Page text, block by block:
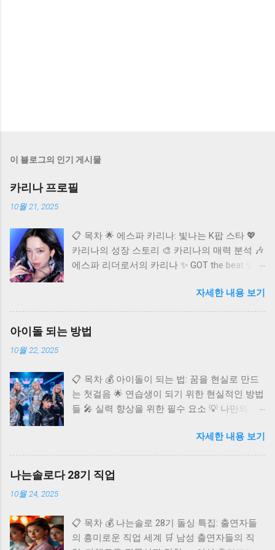
이 블로그의 인기 게시물
카리나 프로필
10월 21, 2025
📋 목차 🌟 에스파 카리나: 빛나는 K팝 스타 💖
카리나의 성장 스토리 🎨 카리나의 매력 분석 🎶
에스파 리더로서의 카리나 ✨ GOT the beat 멤버
질문 (FAQ) K팝 씬에 혜성처럼 등장하여 단숨에
정상급 아이돌로 자리매김한 에스파(aespa)의
멤버 카리나. 독보적인 비주얼과 뛰어난 실력으
로 국내외 팬들의 마음을 사로잡고 있어요. 오늘
보는 시간을 가져보려고 합니다. 카리나가 어떻
게 현재의 자리에 오를 수 있었는지, 그리고 앞
으로 어떤 활약을 보여줄지 함께 탐색해 볼까
팝 스타 카리나는 2000년 4월 11일 경기도 수원
시에서 태어났으며, 본명은 유지민이에요.
167.8cm의 훤칠한 키와 B형의 혈액형, 천주교를
은 이들의 감탄을 자아냈어요. 특히 팬들 사이에
서는 "인간 비타민"이라 불릴 정도로 밝고 긍정
자세한 내용 보기
아이돌 되는 방법
10월 22, 2025
📋 목차 💰 아이돌이 되는 법: 꿈을 현실로 만드
는 첫걸음 🌟 연습생이 되기 위한 현실적인 방법
들 🎤 실력 향상을 위한 필수 요소 💡 나만의 매
이돌 도전, 이것만은 알아두세요 ❓ 자주 묻는 질
문 (FAQ) 반짝이는 무대 위에서 화려한 퍼포먼
스를 펼치는 아이돌. 수많은 팬들의 환호 속에서
꿈을 이루는 그들의 모습은 많은 이들에게 선망
혹독한 트레이닝 과정을 거쳐야만 비로소 꿈에
다가갈 수 있죠. 아이돌이라는 꿈을 꾸는 당신을
자세한 내용 보기
나는솔로다 28기 직업
10월 24, 2025
📋 목차 💰 나는솔로 28기 돌싱 특집: 출연자들
의 흥미로운 직업 세계 🛒 남성 출연자들의 직